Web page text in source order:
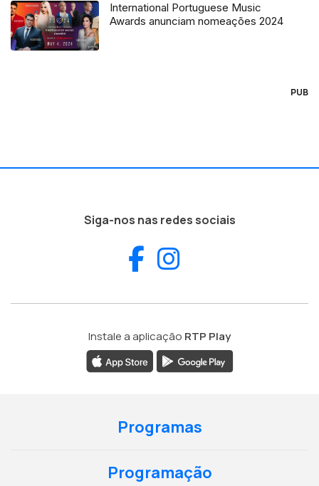
International Portuguese Music
Awards anunciam nomeações 2024
PUB
Siga-nos nas redes sociais
Facebook
Instale a aplicação RTP Play
Programas
Programação